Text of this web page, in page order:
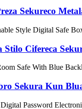
Sekureco
Stilo Cifereca
Sekura Kun